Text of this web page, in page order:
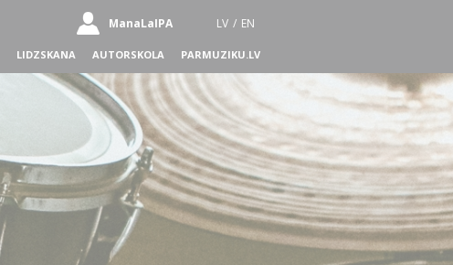
ManaLaIPA LV / EN
LIDZSKANA AUTORSKOLA PARMUZIKU.LV